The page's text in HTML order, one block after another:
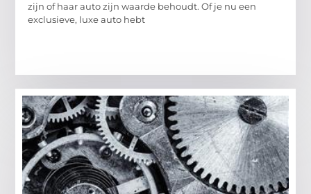
zijn of haar auto zijn waarde behoudt. Of je nu een
exclusieve, luxe auto hebt